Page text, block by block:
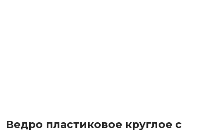
Ведро пластиковое круглое с